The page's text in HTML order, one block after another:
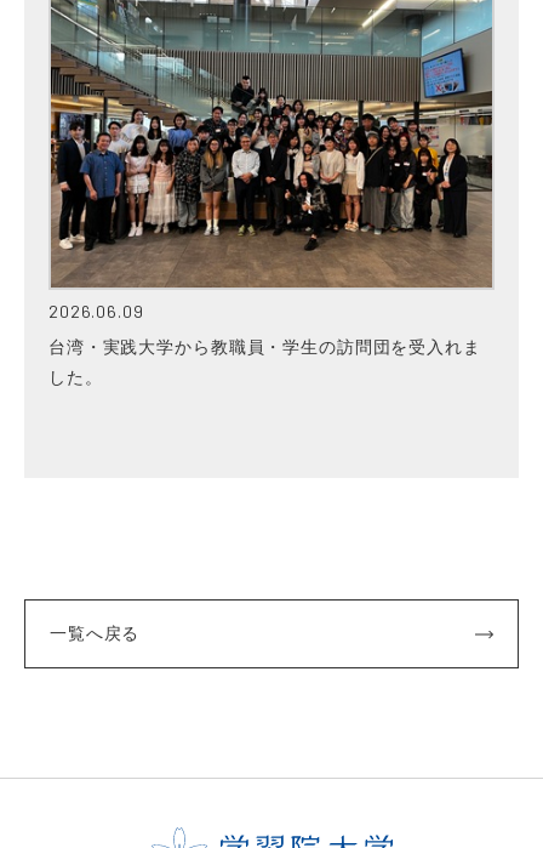
2026.06.09
台湾・実践大学から教職員・学生の訪問団を受入れま
した。
一覧へ戻る